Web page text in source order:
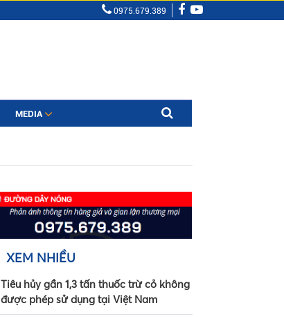
0975.679.389
MEDIA
XEM NHIỀU
Tiêu hủy gần 1,3 tấn thuốc trừ cỏ không
được phép sử dụng tại Việt Nam